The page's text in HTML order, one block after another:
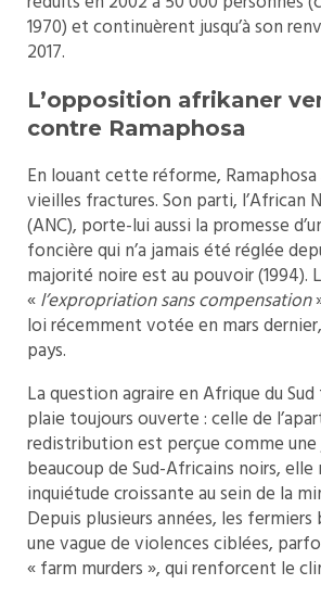
1970) et continuèrent jusqu’à son
2017.
L’opposition afrikaner
contre Ramaphosa
En louant cette réforme,
vieilles fractures. Son parti, l’African
(ANC), porte-lui aussi la promesse
foncière qui n’a jamais été réglée
majorité noire est au pouvoir (1994).
«l’expropriation sans compensation
loi récemment votée en mars
pays.
La question agraire en Afrique du
plaie toujours ouverte : celle de
redistribution est perçue comme
beaucoup de Sud-Africains noirs, elle
inquiétude croissante au sein de la
Depuis plusieurs années, les
une vague de violences ciblées,
« farm murders », qui renforcent le